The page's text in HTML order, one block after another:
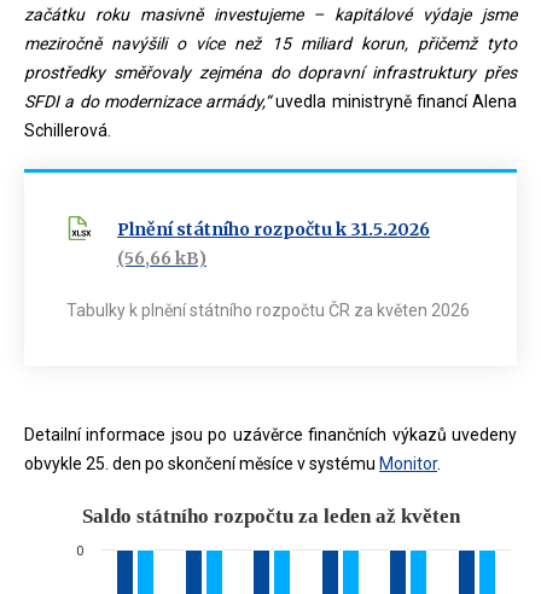
začátku roku masivně investujeme – kapitálové výdaje jsme
meziročně navýšili o více než 15 miliard korun, přičemž tyto
prostředky směřovaly zejména do dopravní infrastruktury přes
SFDI a do modernizace armády,“uvedla ministryně financí Alena
Schillerová.
Plnění státního rozpočtu k 31.5.2026
(56,66 kB)
Tabulky k plnění státního rozpočtu ČR za květen 2026
Detailní informace jsou po uzávěrce finančních výkazů uvedeny
obvykle 25. den po skončení měsíce v systému Monitor.
Saldo státního rozpočtu za leden
Saldo státního rozpočtu za leden až květen
0